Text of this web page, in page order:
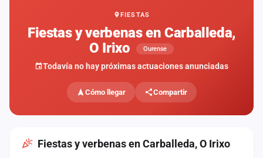
FIESTAS
Fiestas y verbenas en Carballeda,
O Irixo
Ourense
Todavía no hay próximas actuaciones anunciadas
Cómo llegar Compartir
Fiestas y verbenas en Carballeda, O Irixo
fiestas
Componentes
Agencias
Rankings